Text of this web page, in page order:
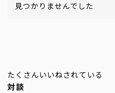
見つかりませんでした
たくさんいいねされている
対談